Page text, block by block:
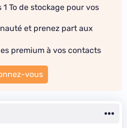
To de stockage pour vos
et prenez part aux
premium à vos contacts
vous